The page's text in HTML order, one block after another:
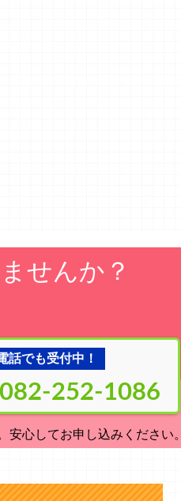
せんか？
話でも受付中！
082-252-1086
心してお申し込みください。